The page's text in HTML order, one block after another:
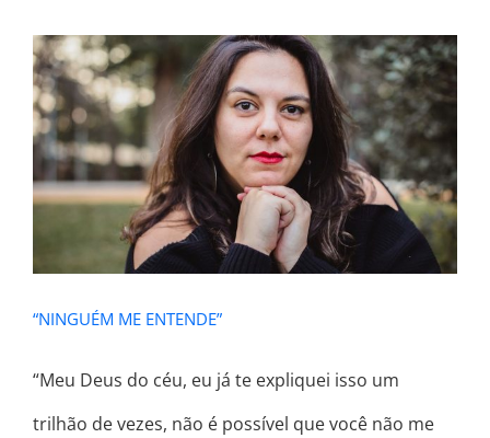
“NINGUÉM ME ENTENDE”
“NINGUÉM ME ENTENDE”
“Meu Deus do céu, eu já te expliquei isso um
trilhão de vezes, não é possível que você não me